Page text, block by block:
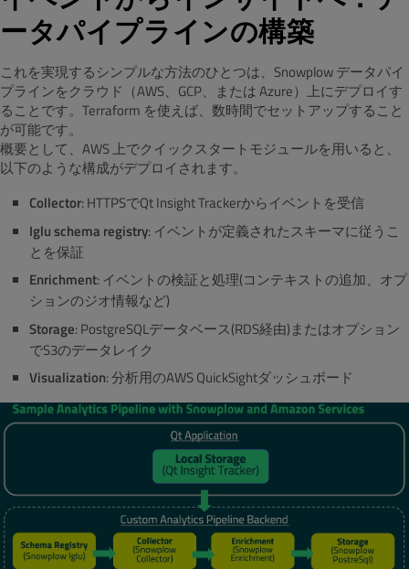
ータパイプラインの構築
これを実現するシンプルな方法のひとつは、Snowplow データパイ
プラインをクラウド（AWS、GCP、または Azure）上にデプロイす
ることです。Terraform を使えば、数時間でセットアップすること
が可能です。
概要として、AWS 上でクイックスタートモジュールを用いると、
以下のような構成がデプロイされます。
Collector: HTTPSでQt Insight Trackerからイベントを受信
Iglu schema registry: イベントが定義されたスキーマに従うこ
とを保証
Enrichment: イベントの検証と処理(コンテキストの追加、オプ
ションのジオ情報など)
Storage: PostgreSQLデータベース(RDS経由)またはオプション
でS3のデータレイク
Visualization: 分析用のAWS QuickSightダッシュボード